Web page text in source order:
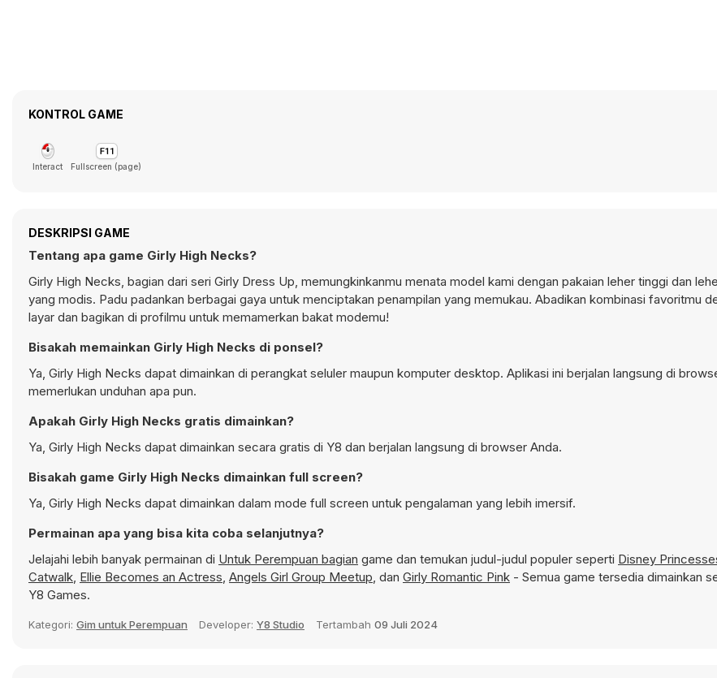
KONTROL GAME
Interact Fullscreen (page)
DESKRIPSI GAME
Tentang apa game Girly High Necks?
Girly High Necks, bagian dari seri Girly Dress Up, memungkinkanmu menata model kami dengan pakaian leher tinggi dan
yang modis. Padu padankan berbagai gaya untuk menciptakan penampilan yang memukau. Abadikan kombinasi favoritmu
layar dan bagikan di profilmu untuk memamerkan bakat modemu!
Bisakah memainkan Girly High Necks di ponsel?
Ya, Girly High Necks dapat dimainkan di perangkat seluler maupun komputer desktop. Aplikasi ini berjalan langsung di
memerlukan unduhan apa pun.
Apakah Girly High Necks gratis dimainkan?
Ya, Girly High Necks dapat dimainkan secara gratis di Y8 dan berjalan langsung di browser Anda.
Bisakah game Girly High Necks dimainkan full screen?
Ya, Girly High Necks dapat dimainkan dalam mode full screen untuk pengalaman yang lebih imersif.
Permainan apa yang bisa kita coba selanjutnya?
Jelajahi lebih banyak permainan di Untuk Perempuan bagian game dan temukan judul-judul populer seperti Disney
Catwalk, Ellie Becomes an Actress, Angels Girl Group Meetup, dan Girly Romantic Pink - Semua game tersedia dimainkan
Y8 Games.
Kategori: Gim untuk Perempuan Developer: Y8 Studio Tertambah 09 Juli 2024